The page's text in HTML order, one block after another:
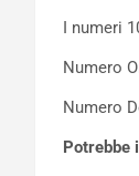
I numeri
Numero
Numero
Potrebbe